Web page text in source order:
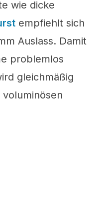
wie dicke
empfiehlt sich
Auslass. Damit
problemlos
gleichmäßig